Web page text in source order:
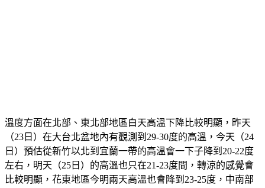
溫度方面在北部、東北部地區白天高溫下降比較明顯，昨天
（23日）在大台北盆地內有觀測到29-30度的高溫，今天（24
日）預估從新竹以北到宜蘭一帶的高溫會一下子降到20-22度
左右，明天（25日）的高溫也只在21-23度間，轉涼的感覺會
比較明顯，花東地區今明兩天高溫也會降到23-25度，中南部